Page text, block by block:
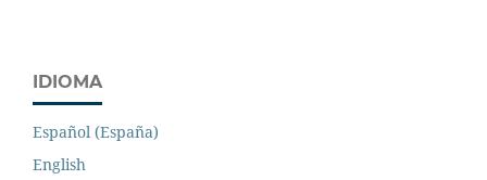
IDIOMA
Español (España)
English